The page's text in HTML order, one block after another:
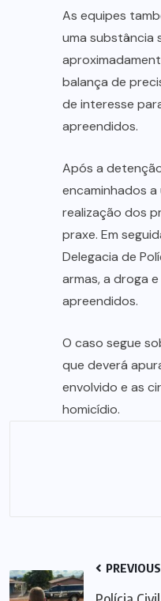
As equipes
uma substância
balança de
de interesse
apreendidos.
Após a
encaminhados
realização dos
praxe. Em
Delegacia de
armas, a droga
apreendidos.
O caso segue
que deverá
envolvido e as
homicídio.
PREVIOUS